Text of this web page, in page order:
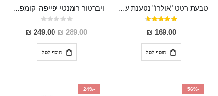
טבעת רטט "אולרו" נטענת עשויה סיליקון רפואי עם רטט חזק ומטריף חושים
דירוג:
91%
169.00 ₪
הוסף לסל
ויברטור רומנטי יפייפה וקומפקטי לגירוי חיצוני ופנימי מסיליקון רפואי עמיד למים ROMANCE
Rating:
0%
289.00 ₪
מחיר
מבצע
249.00 ₪
הוסף לסל
-56%
-24%